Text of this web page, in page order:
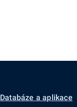
Databáze a aplikace